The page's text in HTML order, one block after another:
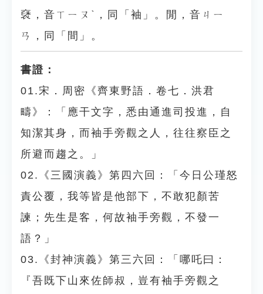
褎，音ㄒㄧㄡˋ，同「袖」。閒，音ㄐㄧ
ㄢ，同「間」。
書證：
01.宋．周密《齊東野語．卷七．洪君
疇》：「應干文字，悉由通進司投進，自
知潔其身，而袖手旁觀之人，往往察臣之
所避而趨之。」
02.《三國演義》第四六回：「今日公瑾怒
責公覆，我等皆是他部下，不敢犯顏苦
諫；先生是客，何故袖手旁觀，不發一
語？」
03.《封神演義》第三六回：「哪吒曰：
『吾既下山來佐師叔，豈有袖手旁觀之